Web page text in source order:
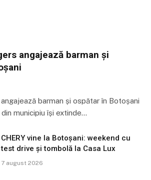
angajează barman și
angajează barman și ospătar în Botoșani
municipiu își extinde…
CHERY vine la Botoșani: weekend cu
test drive și tombolă la Casa Lux
7 august 2026